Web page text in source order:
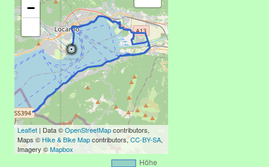
−
Leaflet | Data ©OpenStreetMapcontributors,
Maps © Hike & Bike Mapcontributors,CC-BY-SA,
Imagery ©Mapbox